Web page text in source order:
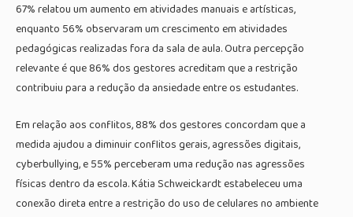
67% relatou um aumento em atividades manuais e artísticas,
enquanto 56% observaram um crescimento em atividades
pedagógicas realizadas fora da sala de aula. Outra percepção
relevante é que 86% dos gestores acreditam que a restrição
contribuiu para a redução da ansiedade entre os estudantes.
Em relação aos conflitos, 88% dos gestores concordam que a
medida ajudou a diminuir conflitos gerais, agressões digitais,
cyberbullying, e 55% perceberam uma redução nas agressões
físicas dentro da escola. Kátia Schweickardt estabeleceu uma
conexão direta entre a restrição do uso de celulares no ambiente